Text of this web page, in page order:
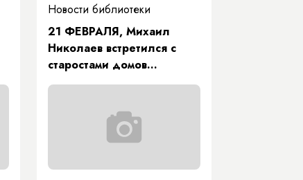
Новости библиотеки
21 ФЕВРАЛЯ, Михаил
Николаев встретился с
старостами домов
Губинского округа, г.